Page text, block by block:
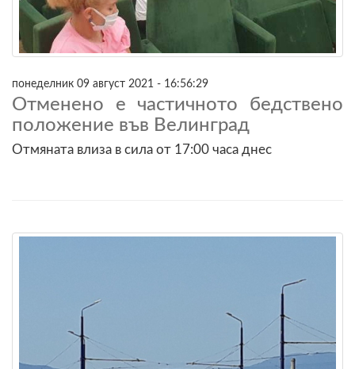
понеделник 09 август 2021 - 16:56:29
Отменено е частичното бедствено
положение във Велинград
Отмяната влиза в сила от 17:00 часа днес